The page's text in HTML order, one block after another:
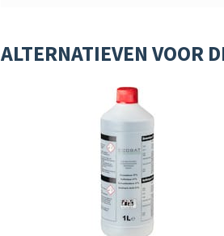
ALTERNATIEVEN VOOR